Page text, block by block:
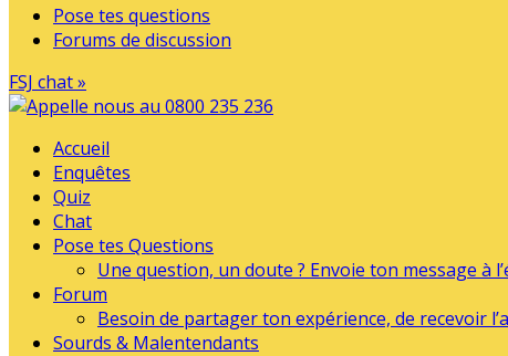
Pose tes questions
Forums de discussion
FSJ chat »
Accueil
Enquêtes
Quiz
Chat
Pose tes Questions
Une question, un doute ? Envoie ton message à
Forum
Besoin de partager ton expérience, de recevoir
Sourds & Malentendants